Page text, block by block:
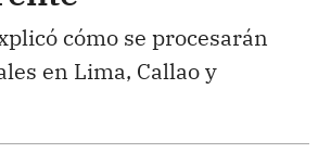
cómo se procesarán
en Lima, Callao y